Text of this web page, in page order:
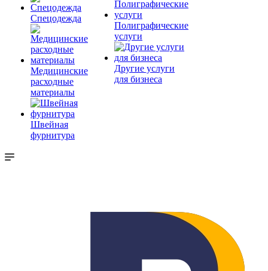
Спецодежда
Медицинские
расходные
материалы
Швейная
фурнитура
Полиграфические
услуги
Другие услуги
для бизнеса